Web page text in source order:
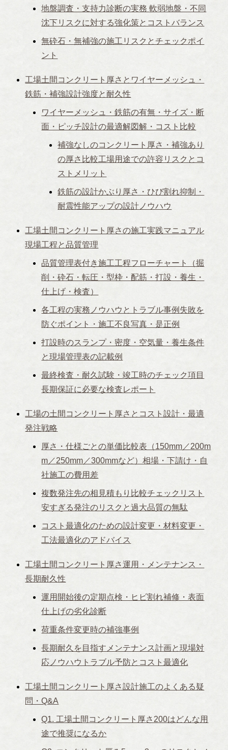
地盤調査・支持力診断の実務 軟弱地盤・不同
沈下リスクに対する強化策とコストバランス
無砕石・無補強の施工リスクとチェックポイ
ント
工場土間コンクリート厚さとワイヤーメッシュ・
鉄筋・補強設計強度と耐久性
ワイヤーメッシュ・鉄筋の有無・サイズ・断
面・ピッチ設計の最適解図解・コスト比較
補強なしのコンクリート厚さ・補強あり
の厚さ比較工場用途での許容リスクとコ
ストメリット
鉄筋の設計かぶり厚さ・ひび割れ抑制・
耐震性能アップの設計ノウハウ
工場土間コンクリート厚さの施工実践マニュアル
現場工程と品質管理
品質管理表付き施工工程フローチャート（掘
削・砕石・転圧・型枠・配筋・打設・養生・
仕上げ・検査）
各工程の実務ノウハウとトラブル事例失敗を
防ぐポイント・施工不良写真・是正例
打設時のスランプ・密度・空気量・養生条件
と現場管理表の記載例
最終検査・耐久試験・竣工時のチェック項目
長期保証に必要な検査レポート
工場の土間コンクリート厚さとコスト設計・最適
発注戦略
厚さ・仕様ごとの単価比較表（150mm／200m
m／250mm／300mmなど）相場・下請け・自
社施工の費用差
複数発注先の相見積もり比較チェックリスト
安すぎる発注のリスクと過大品質の無駄
コスト最適化のための設計変更・材料変更・
工法最適化のアドバイス
工場土間コンクリート厚さ運用・メンテナンス・
長期耐久性
運用開始後の定期点検・ヒビ割れ補修・表面
仕上げの劣化診断
荷重条件変更時の補強事例
長期耐久を目指すメンテナンス計画と現場対
応ノウハウトラブル予防とコスト最適化
工場土間コンクリート厚さ設計施工のよくある疑
問・Q&A
Q1. 工場土間コンクリート厚さ200はどんな用
途で推奨になるか